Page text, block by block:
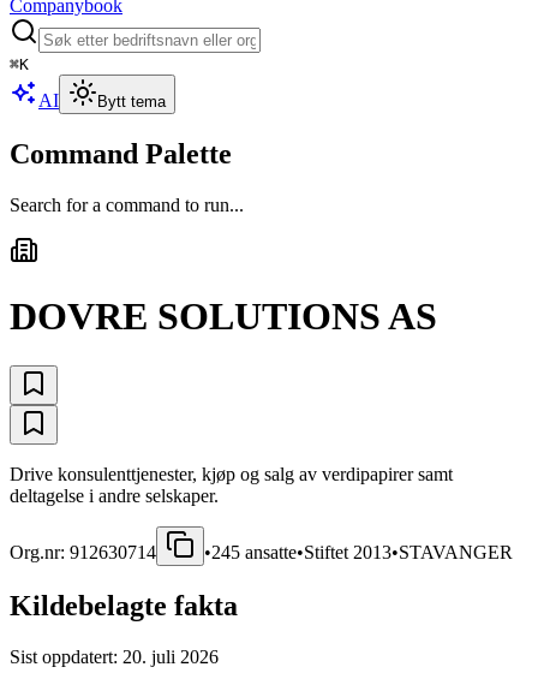
Companybook
⌘K
AI Bytt tema
Command Palette
Search for a command to run...
DOVRE SOLUTIONS AS
Drive konsulenttjenester, kjøp og salg av verdipapirer samt
deltagelse i andre selskaper.
Org.nr: 912630714 •245 ansatte•Stiftet 2013•STAVANGER
Kildebelagte fakta
Sist oppdatert: 20. juli 2026